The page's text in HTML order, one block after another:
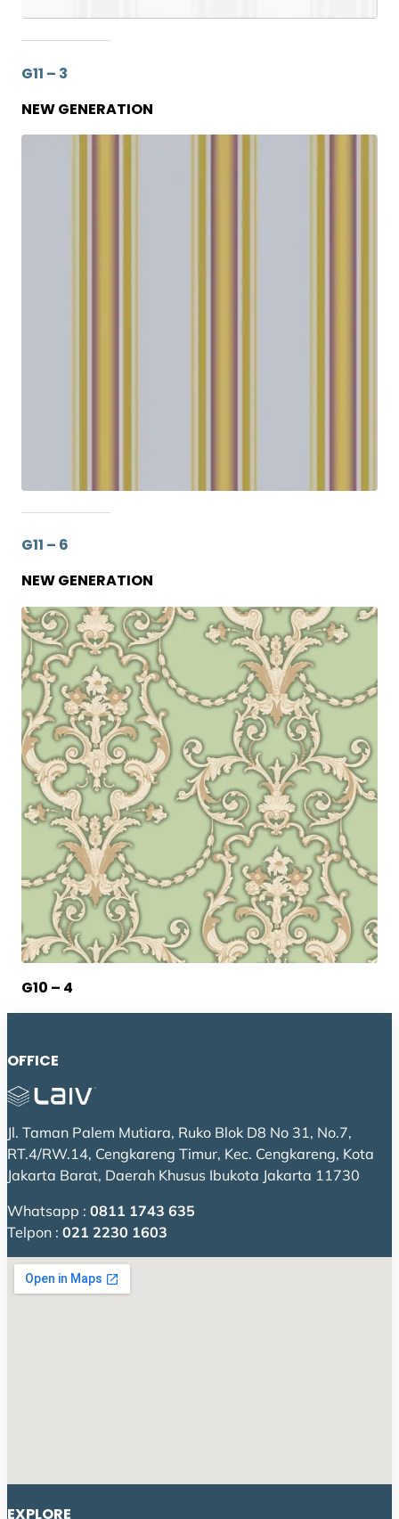
G11 – 3
NEW GENERATION
G11 – 6
NEW GENERATION
G10 – 4
OFFICE
Jl. Taman Palem Mutiara, Ruko Blok D8 No 31, No.7,
RT.4/RW.14, Cengkareng Timur, Kec. Cengkareng, Kota
Jakarta Barat, Daerah Khusus Ibukota Jakarta 11730
Whatsapp : 0811 1743 635
Telpon : 021 2230 1603
EXPLORE